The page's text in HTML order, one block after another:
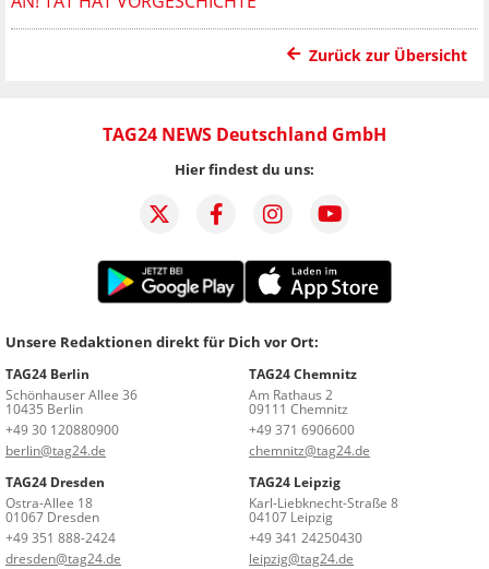
Zurück zur Übersicht
TAG24 NEWS Deutschland GmbH
Hier findest du uns:
Unsere Redaktionen direkt für Dich vor Ort:
TAG24 Berlin
Schönhauser Allee 36
10435 Berlin
+49 30 120880900
berlin@tag24.de
TAG24 Chemnitz
Am Rathaus 2
09111 Chemnitz
+49 371 6906600
chemnitz@tag24.de
TAG24 Dresden
Ostra-Allee 18
01067 Dresden
+49 351 888-2424
dresden@tag24.de
TAG24 Leipzig
Karl-Liebknecht-Straße 8
04107 Leipzig
+49 341 24250430
leipzig@tag24.de